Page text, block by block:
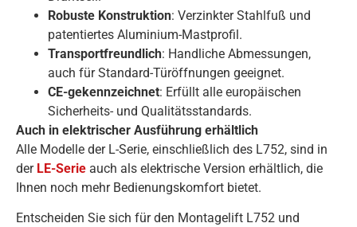
Robuste Konstruktion: Verzinkter Stahlfuß und
patentiertes Aluminium-Mastprofil.
Transportfreundlich: Handliche Abmessungen,
auch für Standard-Türöffnungen geeignet.
CE-gekennzeichnet: Erfüllt alle europäischen
Sicherheits- und Qualitätsstandards.
Auch in elektrischer Ausführung erhältlich
Alle Modelle der L-Serie, einschließlich des L752, sind in
der LE-Serie auch als elektrische Version erhältlich, die
Ihnen noch mehr Bedienungskomfort bietet.
Entscheiden Sie sich für den Montagelift L752 und